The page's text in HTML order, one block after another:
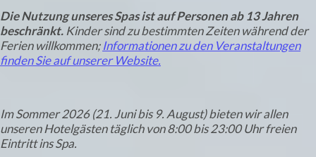
Die Nutzung unseres Spas ist auf Personen ab 13 Jahren
beschränkt.Kinder sind zu bestimmten Zeiten während der
Ferien willkommen;Informationen zu den Veranstaltungen
finden Sie auf unserer Website.
Im Sommer 2026 (21. Juni bis 9. August) bieten wir allen
unseren Hotelgästen täglich von 8:00 bis 23:00 Uhr freien
Eintritt ins Spa.